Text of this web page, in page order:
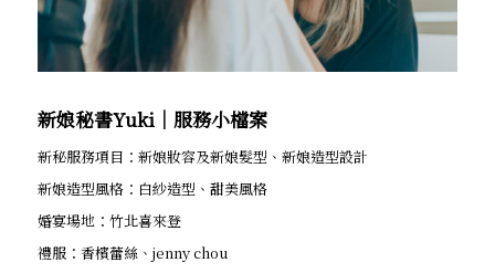
新娘秘書Yuki│服務小檔案
新秘服務項目：新娘妝容及新娘髮型、新娘造型設計
新娘造型風格：白紗造型、甜美風格
婚宴場地：竹北喜來登
禮服：香檳蕾絲、jenny chou